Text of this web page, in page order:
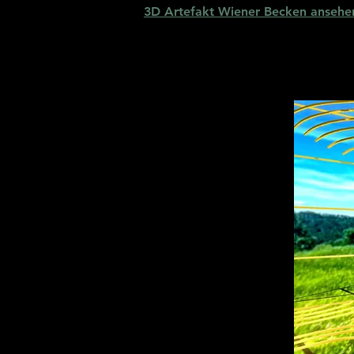
3D Artefakt Wiener Becken